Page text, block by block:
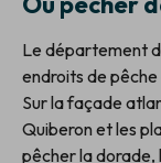
Le département
endroits de
Sur la façade
Quiberon et les
pêcher la dorade,